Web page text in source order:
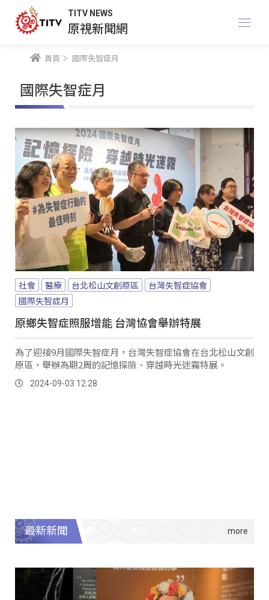
TITV NEWS
原視新聞網
首頁 國際失智症月
國際失智症月
社會 醫療 台北松山文創原區
台灣失智症協會
國際失智症月
原鄉失智症照服增能 台灣協會舉辦特展
為了迎接9月國際失智症月，台灣失智症協會在台北松山文創
原區，舉辦為期2周的記憶探險、穿越時光迷霧特展。
2024-09-03 12:28
最新新聞